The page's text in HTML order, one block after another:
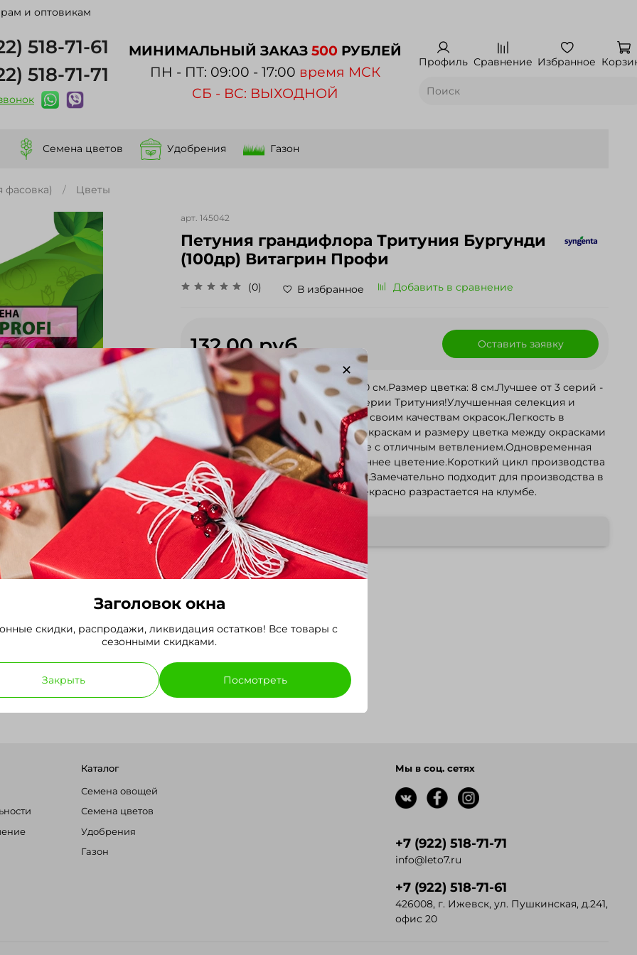
и оптовикам
518-71-61
518-71-71
МИНИМАЛЬНЫЙ ЗАКАЗ 500 РУБЛЕЙ
ПН - ПТ: 09:00 - 17:00 время МСК
СБ - ВС: ВЫХОДНОЙ
Профиль Сравнение Избранное
Семена цветов Удобрения Газон
Цветы
арт. 145042
Петуния грандифлора Тритуния Бургунди
(100др) Витагрин Профи
(0) В избранное Добавить в сравнение
132.00 руб Оставить заявку
Однолетнее растение.Высота: 25-30 см.Размер цветка: 8 см.Лучшее от 3 серий -
Браво, Ультра и Шторм - в новой серии Тритуния!Улучшенная селекция и
выбор из наиболее однородных по своим качествам окрасок.Легкость в
планировании.Выравненность по окраскам и размеру цветка между окрасками
внутри серии.Растения компактные с отличным ветвлением.Одновременная
готовность растений к продаже.Раннее цветение.Короткий цикл производства
– залог экономии, времени и денег.Замечательно подходит для производства в
кассетах и небольших горшках, прекрасно разрастается на клумбе.
Выбрать
Каталог
Семена овощей
Семена цветов
Удобрения
Газон
Мы в соц. сетях
+7 (922) 518-71-71
info@leto7.ru
+7 (922) 518-71-61
426008, г. Ижевск, ул. Пушкинская, д.241,
офис 20
Заголовок окна
скидки, распродажи, ликвидация остатков! Все товары с
сезонными скидками.
Закрыть Посмотреть